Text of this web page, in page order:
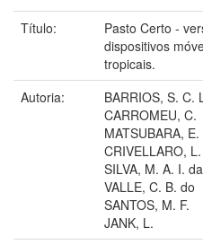
Título:
Pasto Certo -
dispositivos
tropicais.
Autoria:
BARRIOS, S. C.
CARROMEU, C.
MATSUBARA, E.
CRIVELLARO,
SILVA, M. A. I. da
VALLE, C. B. do
SANTOS, M. F.
JANK, L.